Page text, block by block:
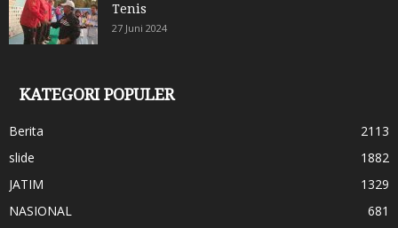
Tenis
27 Juni 2024
KATEGORI POPULER
Berita
2113
slide
1882
JATIM
1329
NASIONAL
681